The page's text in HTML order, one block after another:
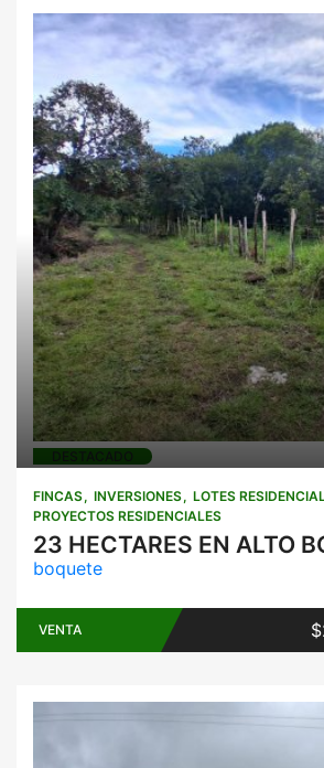
FincasInversionesLotes
residencialesNegocios
residenciales
DESTACADO
FINCAS INVERSIONES LOTES
PROYECTOS RESIDENCIALES
boquete
VENTA